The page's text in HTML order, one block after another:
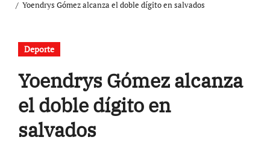
Yoendrys Gómez alcanza el doble dígito en salvados
Deporte
Yoendrys Gómez alcanza
el doble dígito en
salvados